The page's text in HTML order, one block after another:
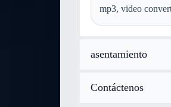
convertir webp a audio-mpeg
mp3, video
asentamiento
Contáctenos